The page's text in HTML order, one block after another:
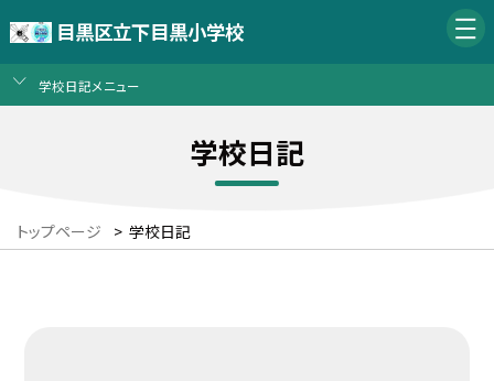
目黒区立下目黒小学校
学校日記メニュー
学校日記
トップページ > 学校日記